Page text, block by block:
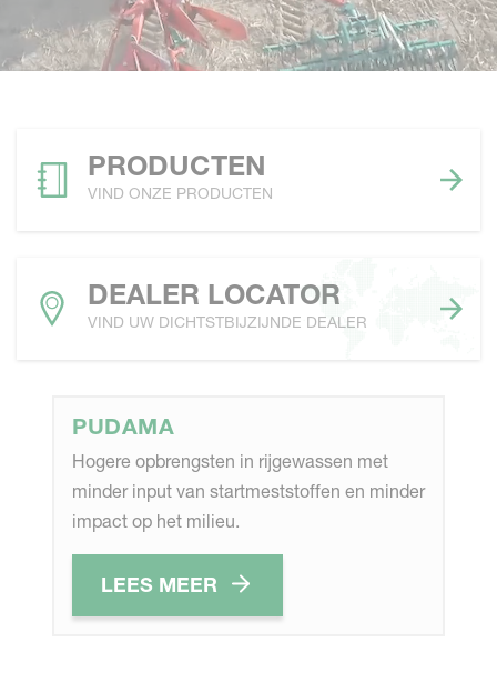
PRODUCTEN
VIND ONZE PRODUCTEN
DEALER LOCATOR
VIND UW DICHTSTBIJZIJNDE DEALER
PUDAMA
Hogere opbrengsten in rijgewassen met
minder input van startmeststoffen en minder
impact op het milieu.
LEES MEER